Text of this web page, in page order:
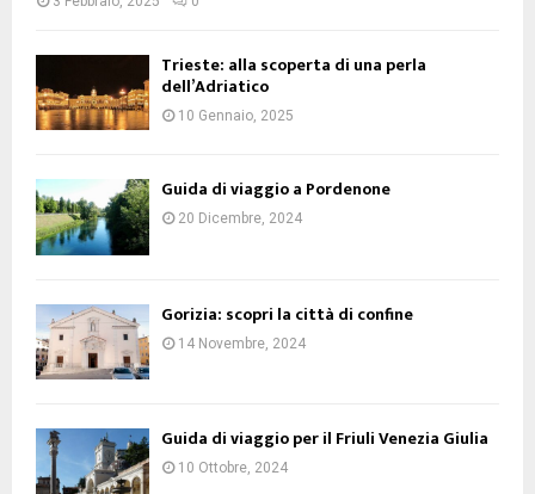
Trieste: alla scoperta di una perla
dell’Adriatico
10 Gennaio, 2025
Guida di viaggio a Pordenone
20 Dicembre, 2024
Gorizia: scopri la città di confine
14 Novembre, 2024
Guida di viaggio per il Friuli Venezia Giulia
10 Ottobre, 2024